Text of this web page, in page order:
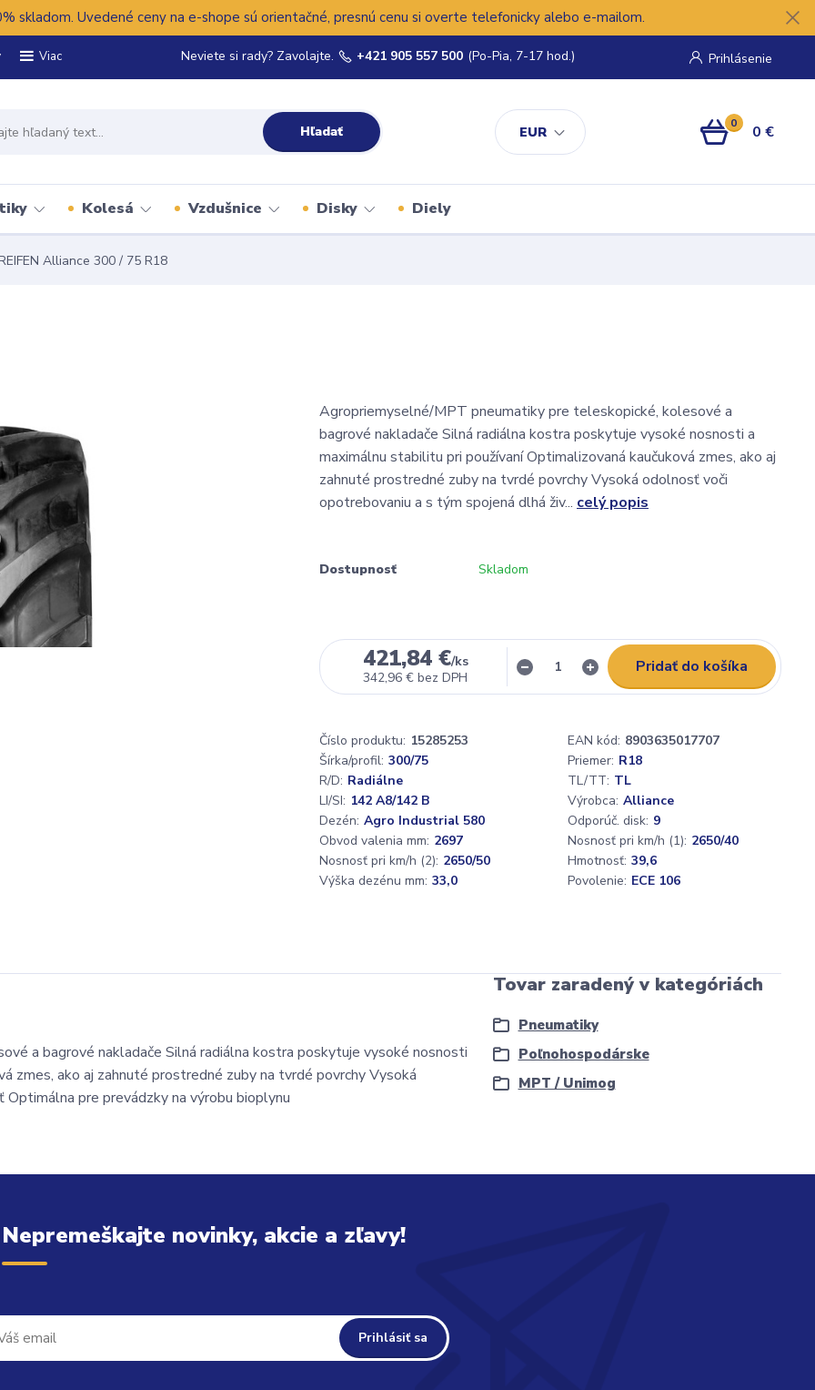
skladom. Uvedené ceny na e-shope sú orientačné, presnú cenu si overte telefonicky alebo e-mailom.
Viac
EUR
Prihlásenie
Hľadať
Neviete si rady? Zavolajte. +421 905 557 500 (Po-Pia, 7-17 hod.)
0 0 €
Kolesá Vzdušnice Disky Diely
Alliance 300 / 75 R18
Agropriemyselné/MPT pneumatiky pre teleskopické, kolesové a
bagrové nakladače Silná radiálna kostra poskytuje vysoké nosnosti a
maximálnu stabilitu pri používaní Optimalizovaná kaučuková zmes, ako aj
zahnuté prostredné zuby na tvrdé povrchy Vysoká odolnosť voči
opotrebovaniu a s tým spojená dlhá živ... celý popis
Dostupnosť Skladom
421,84 €/ks
342,96 € bez DPH
Pridať do košíka
Číslo produktu: 15285253 EAN kód: 8903635017707
Šírka/profil: 300/75 Priemer: R18
R/D: Radiálne TL/TT: TL
LI/SI: 142 A8/142 B Výrobca: Alliance
Dezén: Agro Industrial 580 Odporúč. disk: 9
Obvod valenia mm: 2697 Nosnosť pri km/h (1): 2650/40
Nosnosť pri km/h (2): 2650/50 Hmotnosť: 39,6
Výška dezénu mm: 33,0 Povolenie: ECE 106
a bagrové nakladače Silná radiálna kostra poskytuje vysoké nosnosti
zmes, ako aj zahnuté prostredné zuby na tvrdé povrchy Vysoká
pre prevádzky na výrobu bioplynu
Tovar zaradený v kategóriách
Pneumatiky
Poľnohospodárske
MPT / Unimog
Nepremeškajte novinky, akcie a zľavy!
Prihlásiť sa